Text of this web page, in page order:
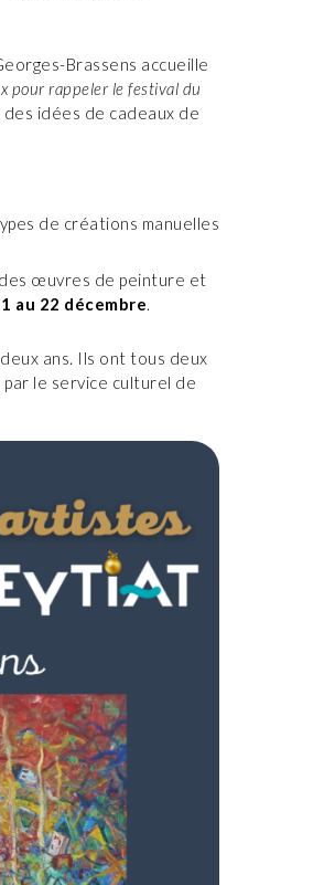
Brassens accueille
pour rappeler le festival du
idées de cadeaux de
de créations manuelles
œuvres de peinture et
au 22 décembre.
ans. Ils ont tous deux
le service culturel de